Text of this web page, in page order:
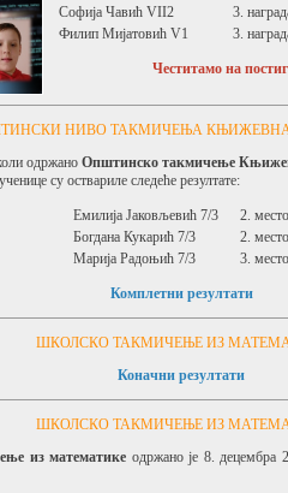
Софија ЧавићVII2
3.
Филип МијатовићV1 3.
Честитамо на
НИВО ТАКМИЧЕЊА
одржаноОпштинско такмичење
су оствариле следеће резултате:
Емилија Јаковљевић 7/3
2.
Богдана Кукарић 7/3
2.
Марија Радоњић 7/3
3.
Комплетни резултати
ШКОЛСКО ТАКМИЧЕЊЕ ИЗ
Коначни резултати
ШКОЛСКО ТАКМИЧЕЊЕ ИЗ
из математике одржано је 8. децембра